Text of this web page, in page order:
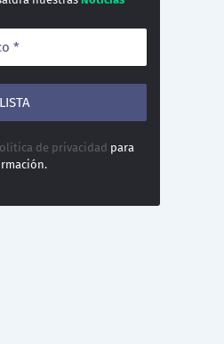
de privacidad para